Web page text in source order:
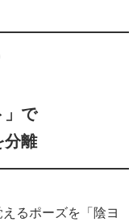
」で
分離
るポーズを「陰ヨ